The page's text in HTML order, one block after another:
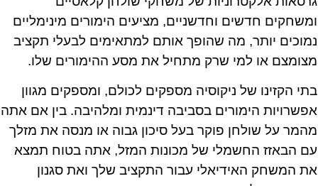
ומשחקים חדשים וחדשניים, מציעים הימורים מינימליים
נמוכים יותר, מה שהופך אותם למתאימים לבעלי תקציב
מצומצם או למי שרק מתחיל את מסע ההימורים שלו.
בתי הקזינו של ניקוסיה מספקים לכולם, ומספקים מגוון
אפשרויות הימורים בסביבה דינמית ומלהיבה. בין אם אתה
מהמר על שולחן פוקר בעל סיכון גבוה או מנסה את מזלך
עם הבאזז החשמלי של מכונות המזל, אתה בטוח תמצא
את המשחק האידיאלי עבור התקציב שלך ואת סגנון